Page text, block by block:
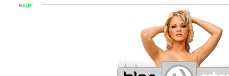
ещё! ——————————————————————